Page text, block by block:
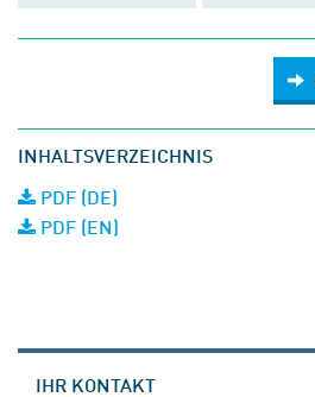
INHALTSVERZEICHNIS
PDF (DE)
PDF (EN)
IHR KONTAKT